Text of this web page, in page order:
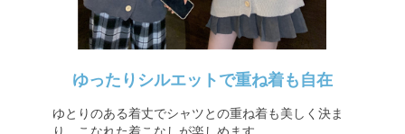
ゆったりシルエットで重ね着も自在
ゆとりのある着丈でシャツとの重ね着も美しく決ま